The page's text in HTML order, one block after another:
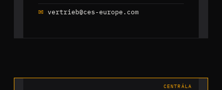
✉ vertrieb@ces-europe.com
CENTRÁLA